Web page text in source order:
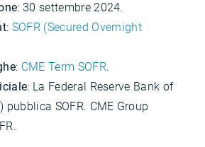
: 30 settembre 2024.
: SOFR (Secured Overnight
: CME Term SOFR.
: La Federal Reserve Bank of
pubblica SOFR. CME Group